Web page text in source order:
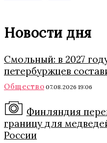
Новости дня
Смольный: в 2027
петербуржцев
Общество 07.08.2026 19:06
Финляндия
границу для
России